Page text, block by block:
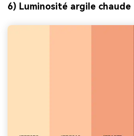
6) Luminosité argile chaude